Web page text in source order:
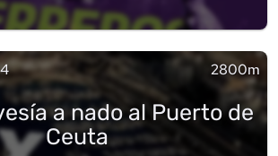
2800m
a nado al Puerto de
Ceuta